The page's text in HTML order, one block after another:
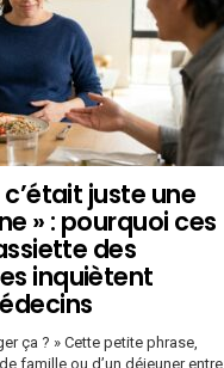
juste une
» : pourquoi ces
des
inquiètent
ça ? » Cette petite phrase,
famille ou d’un déjeuner entre